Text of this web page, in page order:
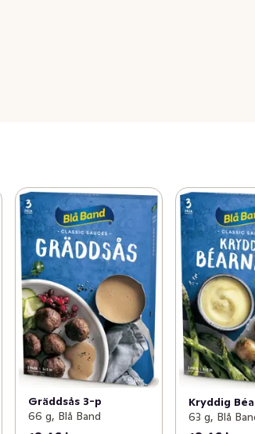
Gräddsås 3-p
66 g, Blå Band
Kryddig
63 g, Blå